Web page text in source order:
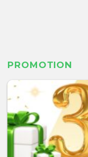
PROMOTION